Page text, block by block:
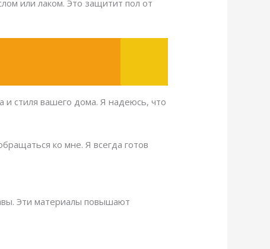
или лаком. Это защитит пол от
стиля вашего дома. Я надеюсь, что
ко мне. Я всегда готов
Эти материалы повышают